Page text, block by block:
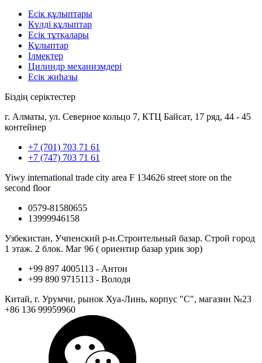
Есік құлыптары
Күлді құлыптар
Есік тұтқалары
Құлыптар
Ілмектер
Цилиндр механизмдері
Есік жиһазы
Біздің серіктестер
г. Алматы, ул. Северное кольцо 7, КТЦ Байсат, 17 ряд, 44 - 45
контейнер
+7 (701) 703 71 61
+7 (747) 703 71 61
Yiwy international trade city area F 134626 street store on the
second floor
0579-81580655
13999946158
Узбекистан, Учпенский р-н.Строительный базар. Строй город
1 этаж. 2 блок. Маг 96 ( ориентир базар урик зор)
+99 897 4005113 - Антон
+99 890 9715113 - Володя
Китай, г. Урумчи, рынок Хуа-Линь, корпус "С", магазин №23
+86 136 99959960